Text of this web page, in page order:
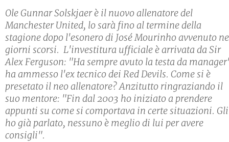
Ole Gunnar Solskjaer è il nuovo allenatore del
Manchester United, lo sarà fino al termine della
stagione dopo l'esonero di José Mourinho avvenuto
giorni scorsi. L'investitura ufficiale è arrivata da Sir
Alex Ferguson: "Ha sempre avuto la testa da
ha ammesso l'ex tecnico dei Red Devils. Come si è
presetato il neo allenatore? Anzitutto ringraziando il
suo mentore: "Fin dal 2003 ho iniziato a prendere
appunti su come si comportava in certe situazioni. Gli
ho già parlato, nessuno è meglio di lui per avere
consigli".